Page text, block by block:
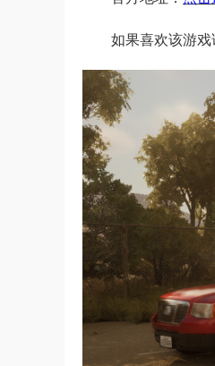
如果喜欢该游戏